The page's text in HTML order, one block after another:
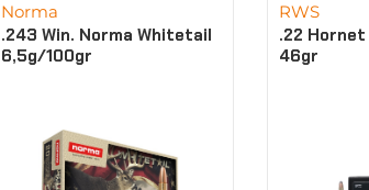
Norma
.243 Win. Norma Whitetail
6,5g/100gr
RWS
.22 Hornet
46gr